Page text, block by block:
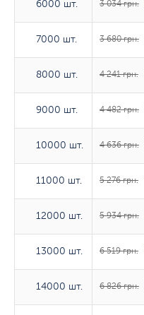
6000 шт.
7000 шт.
8000 шт.
9000 шт.
10000 шт.
11000 шт.
12000 шт.
13000 шт.
14000 шт.
6000 шт. 3 034 грн.
7000 шт. 3 680 грн.
8000 шт. 4 241 грн.
9000 шт. 4 482 грн.
10000 шт. 4 636 грн.
11000 шт. 5 276 грн.
12000 шт. 5 934 грн.
13000 шт. 6 519 грн.
14000 шт. 6 826 грн.